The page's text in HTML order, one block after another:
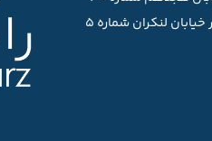
لنکران شماره ۵